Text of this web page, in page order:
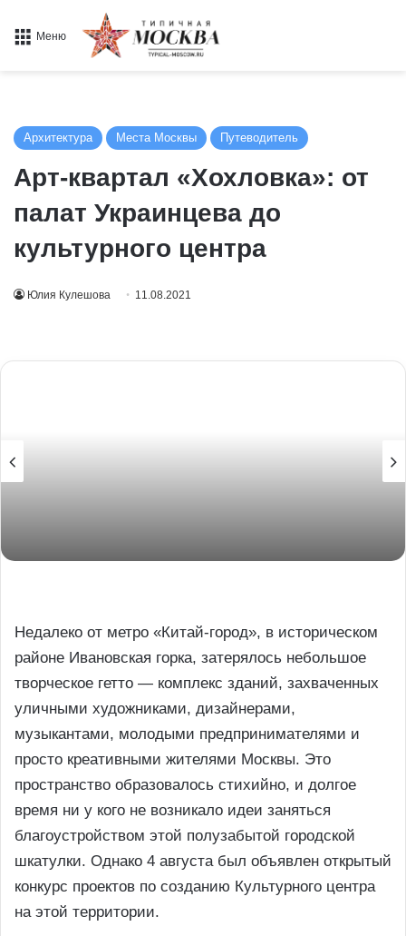
Меню
Архитектура Места Москвы Путеводитель
Арт-квартал «Хохловка»: от
палат Украинцева до
культурного центра
Юлия Кулешова 11.08.2021
Недалеко от метро «Китай-город», в историческом
районе Ивановская горка, затерялось небольшое
творческое гетто — комплекс зданий, захваченных
уличными художниками, дизайнерами,
музыкантами, молодыми предпринимателями и
просто креативными жителями Москвы. Это
пространство образовалось стихийно, и долгое
время ни у кого не возникало идеи заняться
благоустройством этой полузабытой городской
шкатулки. Однако 4 августа был объявлен открытый
конкурс проектов по созданию Культурного центра
на этой территории.